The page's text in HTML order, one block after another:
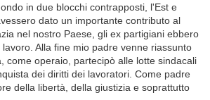
in due blocchi contrapposti, l'Est e
dato un importante contributo al
nel nostro Paese, gli ex partigiani ebbero
Alla fine mio padre venne riassunto
come operaio, partecipò alle lotte sindacali
dei diritti dei lavoratori. Come padre
della libertà, della giustizia e soprattutto